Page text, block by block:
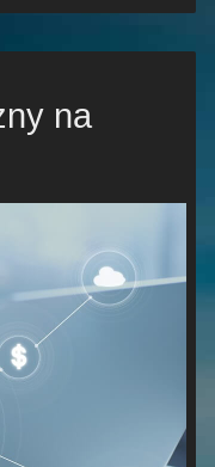
na